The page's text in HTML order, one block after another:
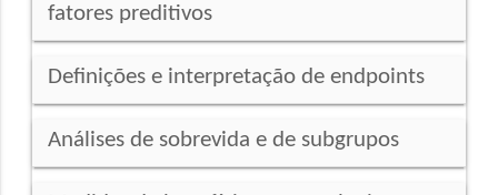
fatores preditivos
Definições e interpretação de endpoints
Análises de sobrevida e de subgrupos